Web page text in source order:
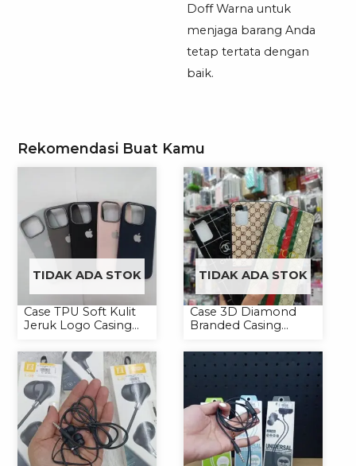
Doff Warna untuk
menjaga barang Anda
tetap tertata dengan
baik.
Rekomendasi Buat Kamu
TIDAK ADA STOK
Case TPU Soft Kulit
Jeruk Logo Casing
TIDAK ADA STOK
Case 3D Diamond
Branded Casing
Universal